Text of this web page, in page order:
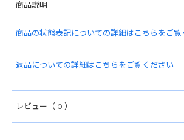
商品説明
商品の状態表記についての詳細はこちらをご覧
返品についての詳細はこちらをご覧ください
レビュー （ 0 ）